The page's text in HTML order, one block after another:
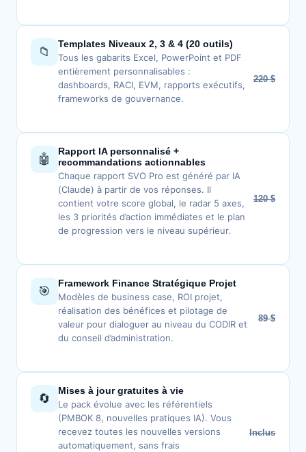
📁
Templates Niveaux 2, 3 & 4 (20 outils)
Tous les gabarits Excel, PowerPoint et PDF
entièrement personnalisables :
dashboards, RACI, EVM, rapports exécutifs,
frameworks de gouvernance.
220 $
🤖
Rapport IA personnalisé +
recommandations actionnables
Chaque rapport SVO Pro est généré par IA
(Claude) à partir de vos réponses. Il
contient votre score global, le radar 5 axes,
les 3 priorités d’action immédiates et le plan
de progression vers le niveau supérieur.
120 $
🎯
Framework Finance Stratégique Projet
Modèles de business case, ROI projet,
réalisation des bénéfices et pilotage de
valeur pour dialoguer au niveau du CODIR et
du conseil d’administration.
89 $
🔄
Mises à jour gratuites à vie
Le pack évolue avec les référentiels
(PMBOK 8, nouvelles pratiques IA). Vous
recevez toutes les nouvelles versions
automatiquement, sans frais
Inclus